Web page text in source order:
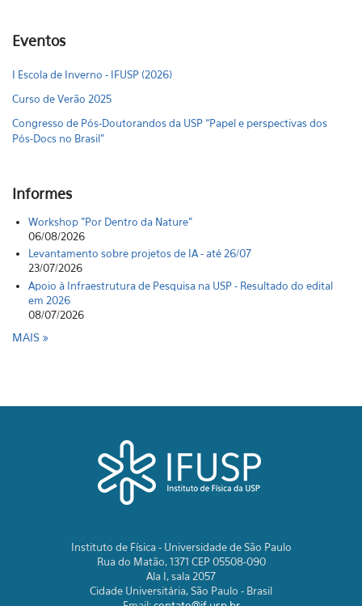
Eventos
I Escola de Inverno - IFUSP (2026)
Curso de Verão 2025
Congresso de Pós-Doutorandos da USP “Papel e perspectivas dos
Pós-Docs no Brasil"
Informes
Workshop "Por Dentro da Nature"
06/08/2026
Levantamento sobre projetos de IA - até 26/07
23/07/2026
Apoio à Infraestrutura de Pesquisa na USP - Resultado do edital
em 2026
08/07/2026
MAIS
Instituto de Física - Universidade de São Paulo
Rua do Matão, 1371 CEP 05508-090
Ala I, sala 2057
Cidade Universitária, São Paulo - Brasil